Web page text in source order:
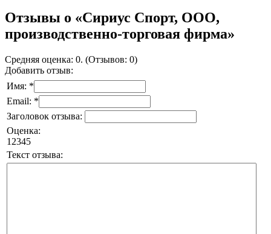
Отзывы о «Сириус Спорт, ООО,
производственно-торговая фирма»
Средняя оценка: 0. (Отзывов: 0)
Добавить отзыв:
Имя: *
Email: *
Заголовок отзыва:
Оценка:
1 2345
Текст отзыва: